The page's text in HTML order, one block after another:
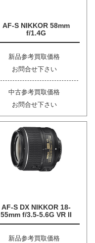
AF-S NIKKOR 58mm
f/1.4G
新品参考買取価格
お問合せ下さい
中古参考買取価格
お問合せ下さい
AF-S DX NIKKOR 18-
55mm f/3.5-5.6G VR II
新品参考買取価格